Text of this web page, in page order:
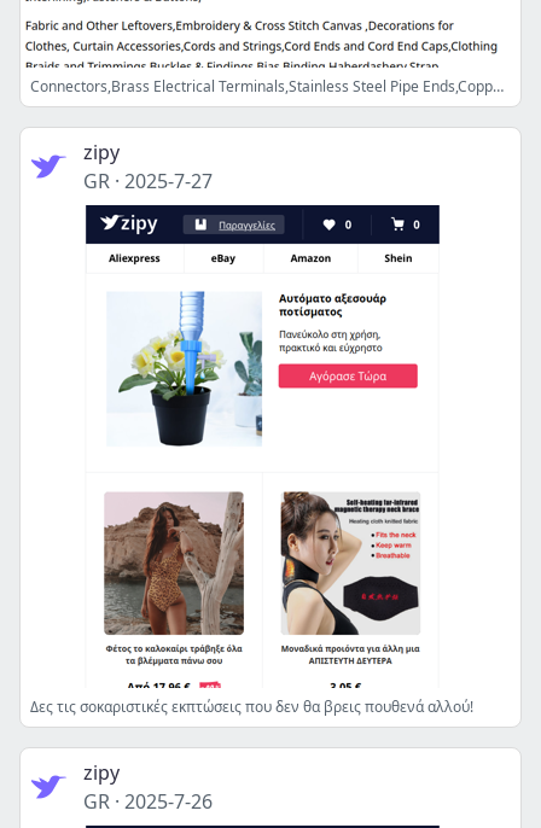
Connectors,Brass Electrical Terminals,Stainless Steel Pipe Ends,Copper Wire Connectors,Aluminum Cable Sleeves,Plastic Tube End Caps,sleeves,housings,end
zipy
GR · 2025-7-27
Δες τις σοκαριστικές εκπτώσεις που δεν θα βρεις πουθενά αλλού!
zipy
GR · 2025-7-26